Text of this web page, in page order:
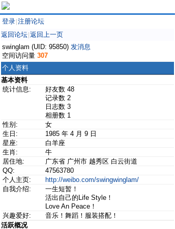
登录 注册论坛
返回论坛 返回上一页
swinglam (UID: 95850) 发消息
空间访问量 307
个人资料
基本资料
统计信息:
好友数 48
记录数 2
日志数 3
相册数 1
性别:
女
生日:
1985 年 4 月 9 日
星座:
白羊座
生肖:
牛
居住地:
广东省 广州市 越秀区 白云街道
QQ:
47563780
个人主页:
http://weibo.com/swingwinglam/
自我介绍:
一生短暂！
活出自己的Life Style！
Love An Peace！
兴趣爱好:
音乐！舞蹈！服装搭配！
活跃概况